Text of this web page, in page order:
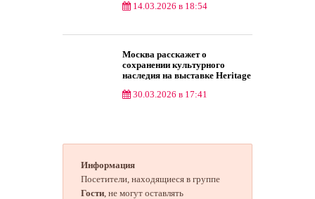
14.03.2026 в 18:54
Москва расскажет о
сохранении культурного
наследия на выставке Heritage
30.03.2026 в 17:41
Информация
Посетители, находящиеся в группе
Гости, не могут оставлять